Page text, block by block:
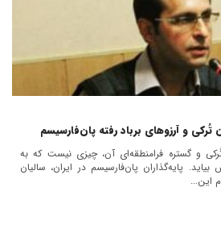
و آرزوهای برباد رفته پان‌فارسیسم
و گستره فرامنطقه‌ای آن، چیزی نیست که به
پایه‌گذاران پان‌فارسیسم در ایران، سالیان
این...